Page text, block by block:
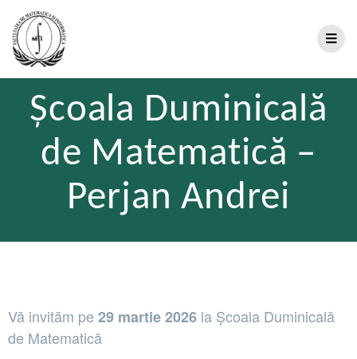
Școala Duminicală
de Matematică –
Perjan Andrei
Vă invităm pe 29 martie 2026 la Școala Duminicală
de Matematică